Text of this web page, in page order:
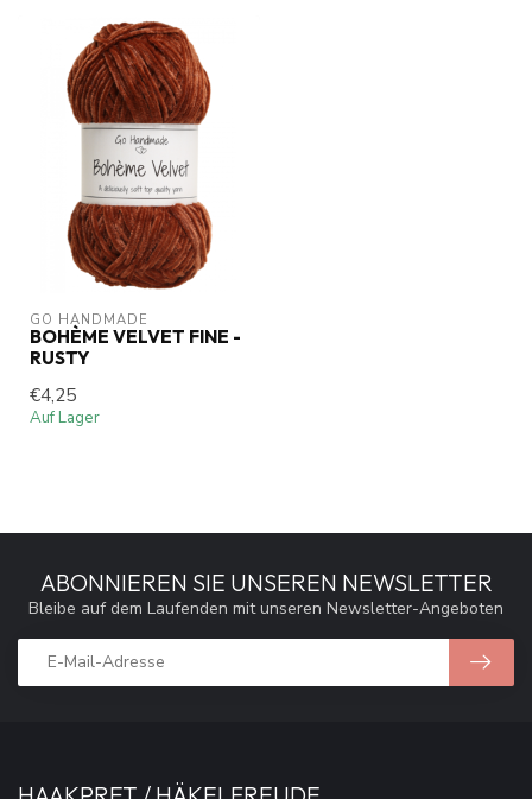
GO HANDMADE
BOHÈME VELVET FINE -
RUSTY
€4,25
Auf Lager
ABONNIEREN SIE UNSEREN NEWSLETTER
Bleibe auf dem Laufenden mit unseren Newsletter-Angeboten